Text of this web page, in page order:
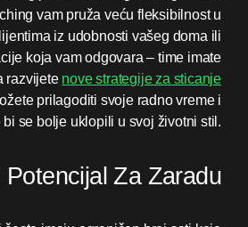
vam pruža veću fleksibilnost u
iz udobnosti vašeg doma ili
koja vam odgovara – time imate
razvijete nove strategije za sticanje
prilagoditi svoje radno vreme i
se bolje uklopili u svoj životni stil.
Potencijal Za Zaradu